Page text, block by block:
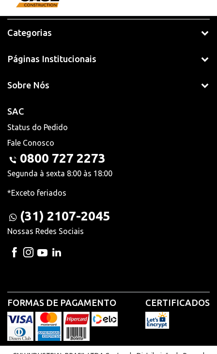
Categorias
Páginas Institucionais
Sobre Nós
SAC
Status do Pedido
Fale Conosco
0800 727 2273
Segunda à sexta 8:00 às 18:00
*Exceto feriados
(31) 2107-2045
Nossas Redes Sociais
FORMAS DE PAGAMENTO CERTIFICADOS